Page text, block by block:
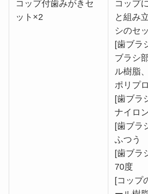
コップ付歯みがきセ
ット×2
コップ
と組み
シのセ
[歯ブラ
ブラシ
ル樹脂
ポリプ
[歯ブラ
ナイロ
[歯ブラ
ふつう
[歯ブラ
70度
[コップ